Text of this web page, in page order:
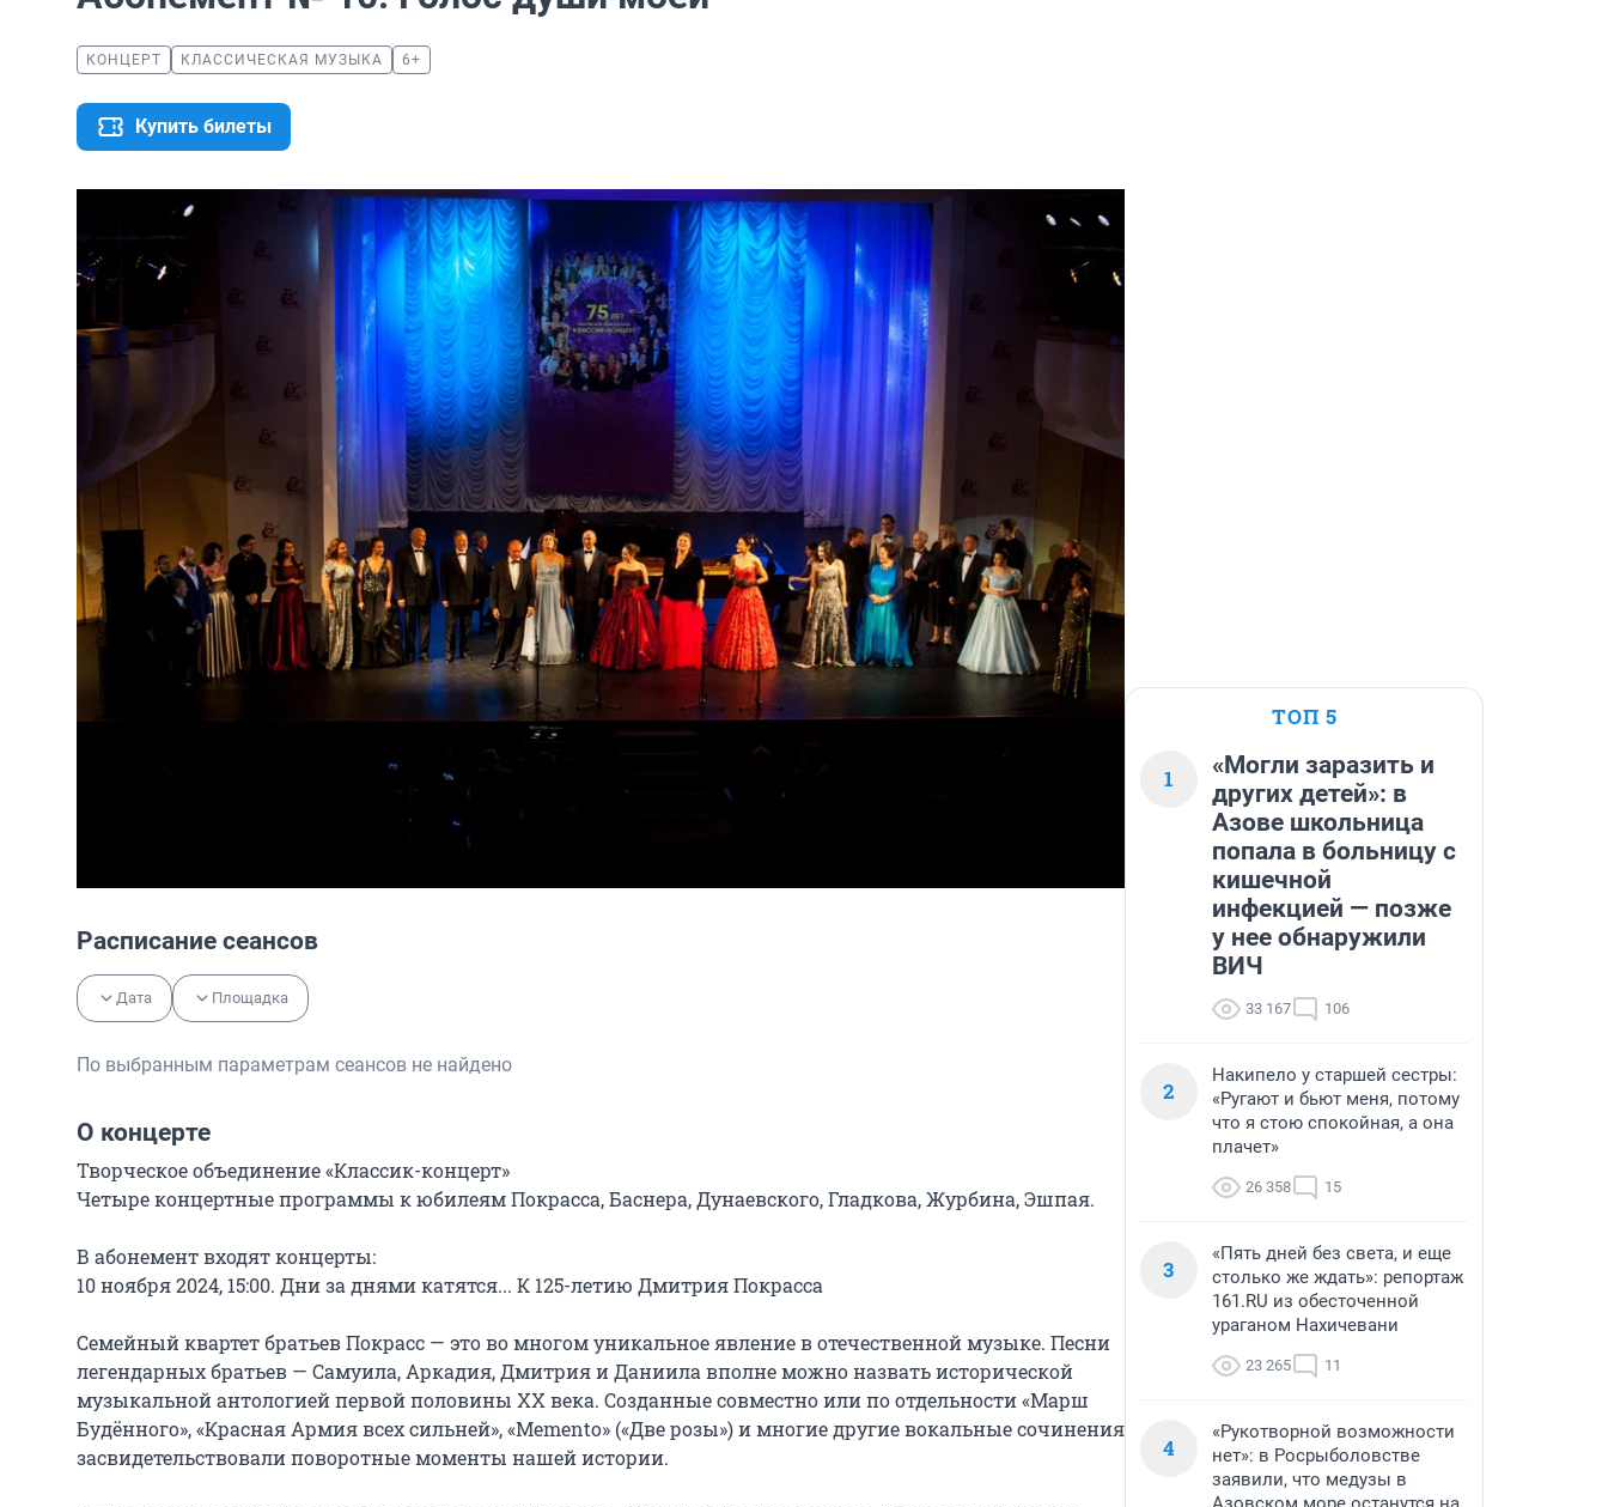
КОНЦЕРТ КЛАССИЧЕСКАЯ МУЗЫКА 6+
Купить билеты
Расписание сеансов
Дата Площадка
По выбранным параметрам сеансов не найдено
О концерте
Творческое объединение «Классик-концерт»
Четыре концертные программы к юбилеям Покрасса, Баснера, Дунаевского, Гладкова, Журбина, Эшпая.
В абонемент входят концерты:
10 ноября 2024, 15:00. Дни за днями катятся... К 125-летию Дмитрия Покрасса
Семейный квартет братьев Покрасс — это во многом уникальное явление в отечественной музыке. Песни
легендарных братьев — Самуила, Аркадия, Дмитрия и Даниила вполне можно назвать исторической
музыкальной антологией первой половины ХХ века. Созданные совместно или по отдельности «Марш
Будённого», «Красная Армия всех сильней», «Memento» («Две розы») и многие другие вокальные сочинения
засвидетельствовали поворотные моменты нашей истории.
ТОП 5
1
«Могли заразить и
других детей»: в
Азове школьница
попала в больницу с
кишечной
инфекцией — позже
у нее обнаружили
ВИЧ
33 167 106
2
Накипело у старшей сестры:
«Ругают и бьют меня, потому
что я стою спокойная, а она
плачет»
26 358 15
3
«Пять дней без света, и еще
столько же ждать»: репортаж
161.RU из обесточенной
ураганом Нахичевани
23 265 11
4
«Рукотворной возможности
нет»: в Росрыболовстве
заявили, что медузы в